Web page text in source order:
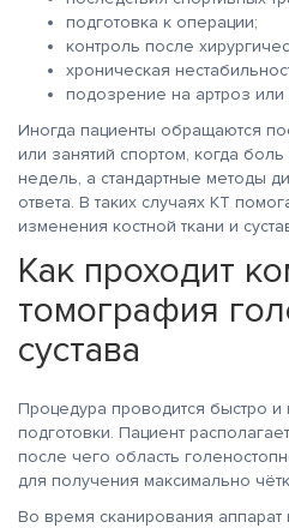
подготовка к операции;
контроль после
хроническая
подозрение на артроз или
Иногда пациенты обращаются
или занятий спортом, когда
недель, а стандартные методы
ответа. В таких случаях КТ
изменения костной ткани и
Как проходит
томография
сустава
Процедура проводится быстро и
подготовки. Пациент
после чего область
для получения максимально
Во время сканирования